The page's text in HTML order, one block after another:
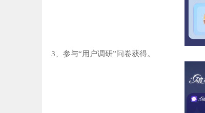
3、参与“用户调研”问卷获得。